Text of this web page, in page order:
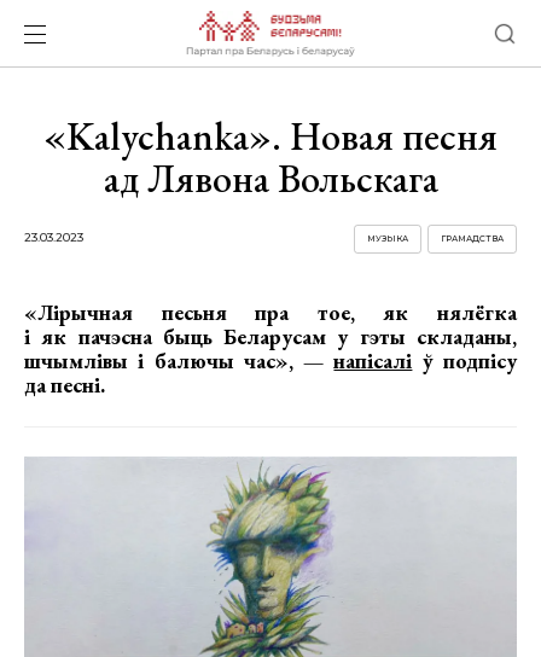
«Kalychanka». Новая песня
ад Лявона Вольскага
23.03.2023 ГРАМАДСТВА
МУЗЫКА
«Лірычная песьня пра тое, як нялёгка
і як пачэсна быць Беларусам у гэты складаны,
шчымлівы і балючы час», —напісалі ў подпісу
да песні.